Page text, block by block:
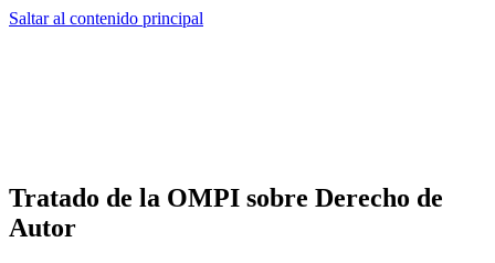
Saltar al contenido principal
Tratado de la OMPI sobre Derecho de
Autor